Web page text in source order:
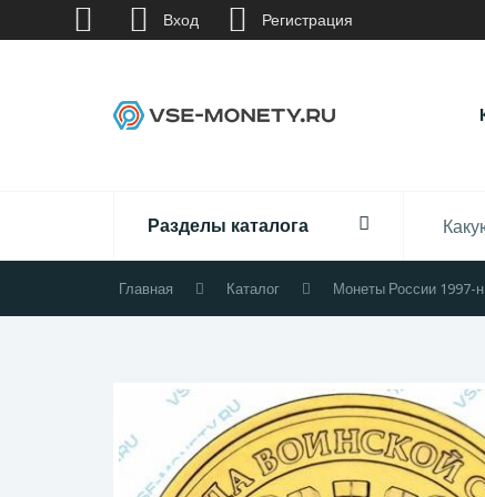
Разделы каталога
Главная Каталог Монеты России 1997-
Вход Регистрация